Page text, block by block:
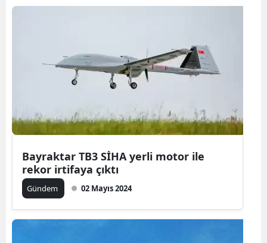
Bayraktar TB3 SİHA yerli motor ile
rekor irtifaya çıktı
Gündem 02 Mayıs 2024